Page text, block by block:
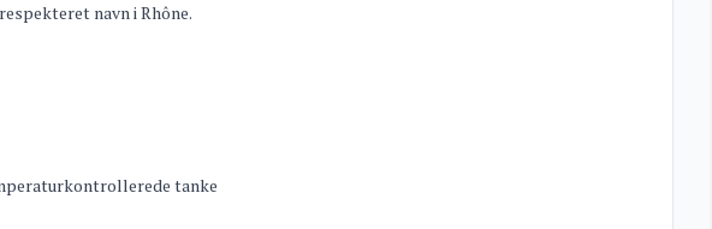
navn i Rhône.
tanke